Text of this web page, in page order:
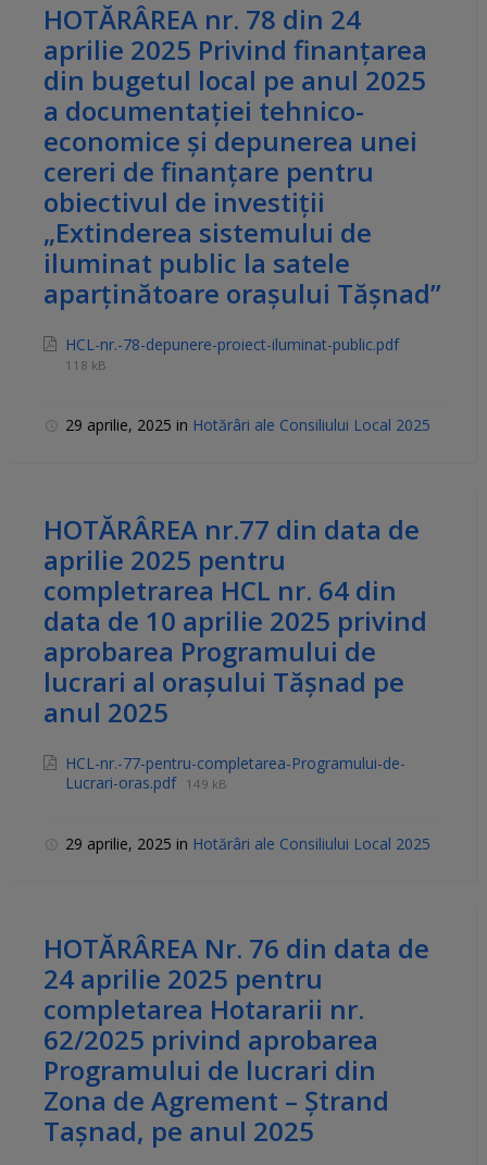
HOTĂRÂREA nr. 78 din 24
aprilie 2025 Privind finanțarea
din bugetul local pe anul 2025
a documentației tehnico-
economice și depunerea unei
cereri de finanțare pentru
obiectivul de investiții
„Extinderea sistemului de
iluminat public la satele
aparținătoare orașului Tășnad”
HCL-nr.-78-depunere-proiect-iluminat-public.pdf
118 kB
29 aprilie, 2025 in Hotărâri ale Consiliului Local 2025
HOTĂRÂREA nr.77 din data de
aprilie 2025 pentru
completrarea HCL nr. 64 din
data de 10 aprilie 2025 privind
aprobarea Programului de
lucrari al orașului Tășnad pe
anul 2025
HCL-nr.-77-pentru-completarea-Programului-de-
Lucrari-oras.pdf 149 kB
29 aprilie, 2025 in Hotărâri ale Consiliului Local 2025
HOTĂRÂREA Nr. 76 din data de
24 aprilie 2025 pentru
completarea Hotararii nr.
62/2025 privind aprobarea
Programului de lucrari din
Zona de Agrement – Ștrand
Tașnad, pe anul 2025